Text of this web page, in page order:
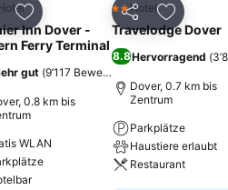
)
Zu Favoriten hinzufügen
Inn Dover -
Ferry Terminal
gut (9’117 Bewertungen
0.8 km bis
WLAN
Teilen Zu
2 Sterne
Hotel
Travelodge Dover
8.8Hervorragend (
Dover, 0.7 km bis
Zentrum
Parkplätze
Haustiere erlaubt
Restaurant